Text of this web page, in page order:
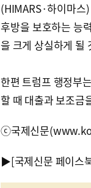
(HIMARS·하이마
후방을 보호하는 능
을 크게 상실하게 될
한편 트럼프 행정부
할 때 대출과 보조금
ⓒ국제신문
▶[국제신문 페이스